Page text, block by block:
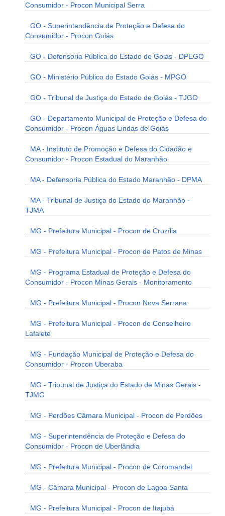
Consumidor - Procon Municipal Serra
GO - Superintendência de Proteção e Defesa do
Consumidor - Procon Goiás
GO - Defensoria Pública do Estado de Goiás - DPEGO
GO - Ministério Público do Estado Goiás - MPGO
GO - Tribunal de Justiça do Estado de Goiás - TJGO
GO - Departamento Municipal de Proteção e Defesa do
Consumidor - Procon Águas Lindas de Goiás
MA - Instituto de Promoção e Defesa do Cidadão e
Consumidor - Procon Estadual do Maranhão
MA - Defensoria Pública do Estado Maranhão - DPMA
MA - Tribunal de Justiça do Estado do Maranhão -
TJMA
MG - Prefeitura Municipal - Procon de Cruzília
MG - Prefeitura Municipal - Procon de Patos de Minas
MG - Programa Estadual de Proteção e Defesa do
Consumidor - Procon Minas Gerais - Monitoramento
MG - Prefeitura Municipal - Procon Nova Serrana
MG - Prefeitura Municipal - Procon de Conselheiro
Lafaiete
MG - Fundação Municipal de Proteção e Defesa do
Consumidor - Procon Uberaba
MG - Tribunal de Justiça do Estado de Minas Gerais -
TJMG
MG - Perdões Câmara Municipal - Procon de Perdões
MG - Superintendência de Proteção e Defesa do
Consumidor - Procon de Uberlândia
MG - Prefeitura Municipal - Procon de Coromandel
MG - Câmara Municipal - Procon de Lagoa Santa
MG - Prefeitura Municipal - Procon de Itajubá